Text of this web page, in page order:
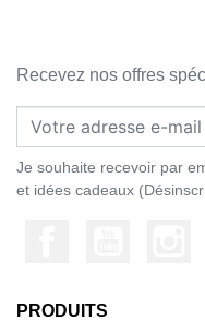
Recevez nos offres
Je souhaite recevoir par
et idées cadeaux
PRODUITS